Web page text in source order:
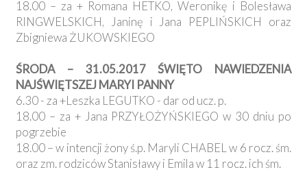
18.00 – za + Romana HETKO, Weronikę i Bolesława
RINGWELSKICH, Janinę i Jana PEPLIŃSKICH oraz
Zbigniewa ŻUKOWSKIEGO
ŚRODA – 31.05.2017 ŚWIĘTO NAWIEDZENIA
NAJŚWIĘTSZEJ MARYI PANNY
6.30 - za +Leszka LEGUTKO - dar od ucz. p.
18.00 – za + Jana PRZYŁOŻYŃSKIEGO w 30 dniu po
pogrzebie
18.00 – w intencji żony ś.p. Maryli CHABEL w 6 rocz. śm.
oraz zm. rodziców Stanisławy i Emila w 11 rocz. ich śm.